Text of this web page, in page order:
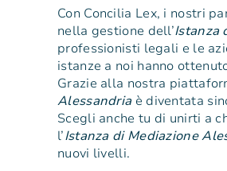
Con Concilia Lex, i nostri
nella gestione dell’Istanza
professionisti legali e le
istanze a noi hanno
Grazie alla nostra
Alessandria è diventata
Scegli anche tu di unirti a
l’Istanza di Mediazione
nuovi livelli.